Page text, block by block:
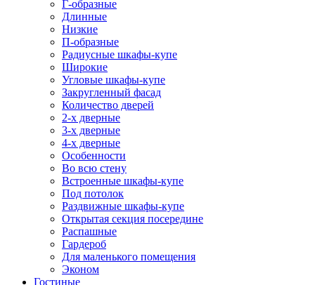
Г-образные
Длинные
Низкие
П-образные
Радиусные шкафы-купе
Широкие
Угловые шкафы-купе
Закругленный фасад
Количество дверей
2-х дверные
3-х дверные
4-х дверные
Особенности
Во всю стену
Встроенные шкафы-купе
Под потолок
Раздвижные шкафы-купе
Открытая секция посередине
Распашные
Гардероб
Для маленького помещения
Эконом
Гостиные